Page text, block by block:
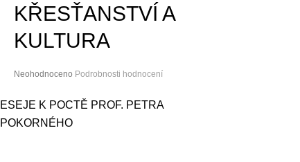
KŘESŤANSTVÍ A
KULTURA
Průměrné
produktu
je
0,0
Neohodnoceno Podrobnosti hodnocení
ESEJE K POCTĚ PROF. PETRA
POKORNÉHO
200 Kč